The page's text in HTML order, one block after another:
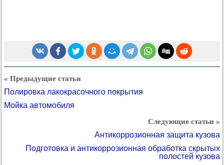
« Предыдущие статьи
Полировка лакокрасочного покрытия
Мойка автомобиля
Следующие статьи »
Антикоррозионная защита кузова
Подготовка и антикоррозионная обработка скрытых
полостей кузова